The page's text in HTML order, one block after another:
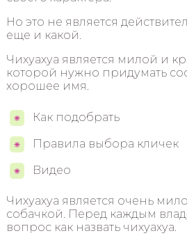
Но это не является
еще и какой.
Чихуахуа является милой и
которой нужно придумать
хорошее имя.
Как подобрать
Правила выбора кличек
Видео
Чихуахуа является очень
собачкой. Перед каждым
вопрос как назвать чихуахуа.